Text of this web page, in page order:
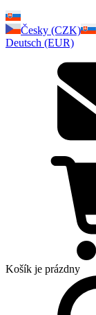
Česky (CZK)
Deutsch (EUR)
Košík je prázdny